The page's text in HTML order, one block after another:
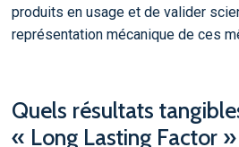
produits en usage et de valider
représentation mécanique de ces
Quels résultats
« Long Lasting Factor